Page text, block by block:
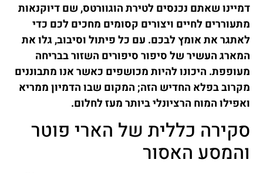
דמיינו שאתם נכנסים לטירת הוגוורטס, שם דיוקנאות
מתעוררים לחיים ויצורים קסומים מחכים לכם כדי
לאתגר את אומץ לבכם. עם כל פיתול וסיבוב, גלו את
המארג העשיר של סיפור סיפורים השזור בבריחה
מעופפת. היכונו להיות מכושפים כאשר אנו מתבוננים
מקרוב בפלא החדיש הזה; המקום שבו הדמיון ממריא
ואפילו המוח הרציונלי ביותר מעז לחלום.
סקירה כללית של הארי פוטר
והמסע האסור